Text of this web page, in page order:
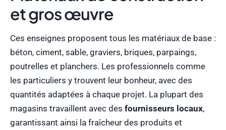
et gros œuvre
Ces enseignes proposent tous les matériaux de base :
béton, ciment, sable, graviers, briques, parpaings,
poutrelles et planchers. Les professionnels comme
les particuliers y trouvent leur bonheur, avec des
quantités adaptées à chaque projet. La plupart des
magasins travaillent avec des fournisseurs locaux,
garantissant ainsi la fraîcheur des produits et